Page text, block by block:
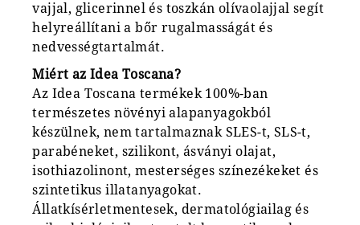
vajjal, glicerinnel és toszkán olívaolajjal segít
helyreállítani a bőr rugalmasságát és
nedvességtartalmát.
Miért az Idea Toscana?
Az Idea Toscana termékek 100%-ban
természetes növényi alapanyagokból
készülnek, nem tartalmaznak SLES-t, SLS-t,
parabéneket, szilikont, ásványi olajat,
isothiazolinont, mesterséges színezékeket és
szintetikus illatanyagokat.
Állatkísérletmentesek, dermatológiailag és